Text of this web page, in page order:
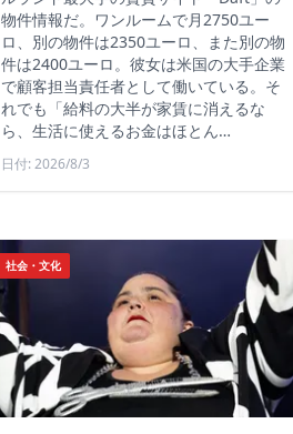
物件情報だ。ワンルームで月2750ユー
ロ、別の物件は2350ユーロ、また別の物
件は2400ユーロ。彼女は米国の大手企業
で顧客担当責任者として働いている。そ
れでも「給料の大半が家賃に消えるな
ら、生活に使えるお金はほとん…
日付: 2026/8/3
社会・文化